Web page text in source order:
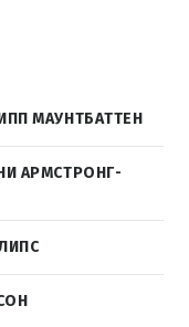
МАУНТБАТТЕН
АРМСТРОНГ-